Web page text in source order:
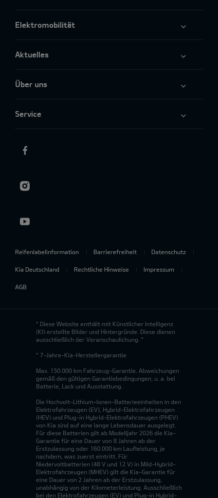
Elektromobilität
Aktuelles
Über uns
Service
Reifenlabelinformation Barrierefreiheit Datenschutz
Kia Deutschland Rechtliche Hinweise Impressum
AGB
* Diese Website enthält mit Künstlicher Intelligenz
(KI) erstellte Bilder und Hintergründe. Diese dienen
ausschließlich der Veranschaulichung. *
* 7-Jahre-Kia-Herstellergarantie
Max. 150.000 km Fahrzeug-Garantie. Abweichungen
gemäß den gültigen Garantiebedingungen, u. a. bei
Batterie, Lack und Ausstattung.
Die Hochvolt-Lithium-Ionen-Batterieeinheiten in den
Elektrofahrzeugen (EV), Hybrid-Elektrofahrzeugen
(HEV) und Plug-in Hybrid-Elektrofahrzeugen (PHEV)
von Kia sind auf eine lange Lebensdauer ausgelegt.
Für diese Batterien gilt ab Modelljahr 2026 die Kia-
Garantie für eine Dauer von 8 Jahren ab der
Erstzulassung oder 160.000 km Laufleistung, je
nachdem, was zuerst eintritt. Für
Niedervoltbatterien (48 V und 12 V) in Mild-Hybrid-
Elektrofahrzeugen (MHEV) gilt die Kia-Garantie für
eine Dauer von 2 Jahren ab der Erstzulassung,
unabhängig von der Kilometerleistung. Ausschließlich
bei den Elektrofahrzeugen (EV) und Plug-in Hybrid-